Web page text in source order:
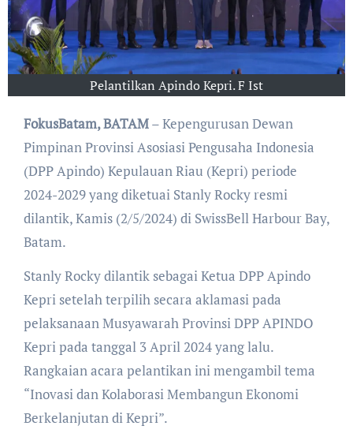
Pelantilkan Apindo Kepri. F Ist
FokusBatam, BATAM– Kepengurusan Dewan
Pimpinan Provinsi Asosiasi Pengusaha Indonesia
(DPP Apindo) Kepulauan Riau (Kepri) periode
2024-2029 yang diketuai Stanly Rocky resmi
dilantik, Kamis (2/5/2024) di SwissBell Harbour Bay,
Batam.
Stanly Rocky dilantik sebagai Ketua DPP Apindo
Kepri setelah terpilih secara aklamasi pada
pelaksanaan Musyawarah Provinsi DPP APINDO
Kepri pada tanggal 3 April 2024 yang lalu.
Rangkaian acara pelantikan ini mengambil tema
“Inovasi dan Kolaborasi Membangun Ekonomi
Berkelanjutan di Kepri”.